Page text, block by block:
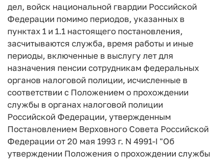
дел, войск национальной гвардии Российской
Федерации помимо периодов, указанных в
пунктах 1 и 1.1 настоящего постановления,
засчитываются служба, время работы и иные
периоды, включенные в выслугу лет для
назначения пенсии сотрудникам федеральных
органов налоговой полиции, исчисленные в
соответствии с Положением о прохождении
службы в органах налоговой полиции
Российской Федерации, утвержденным
Постановлением Верховного Совета Российской
Федерации от 20 мая 1993 г. N 4991-I "Об
утверждении Положения о прохождении службы